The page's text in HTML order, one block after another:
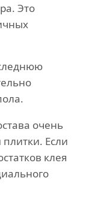
Это
очень
плитки. Если
клея